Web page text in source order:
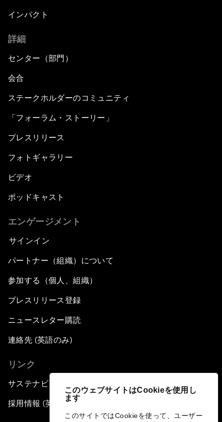
このウェブサイトはCookieを使用し
ます
このサイトではCookieを使って、ユーザー
インパクト
詳細
センター（部門）
会合
ステークホルダーのコミュニティ
「フォーラム・ストーリー」
プレスリリース
フォトギャラリー
ビデオ
ポッドキャスト
エンゲージメント
サインイン
パートナー（組織）について
参加する（個人、組織）
プレスリリース登録
ニュースレター購読
連絡先 (英語のみ)
リンク
サステナビリティへの取り組み
採用情報 (英語のみ)